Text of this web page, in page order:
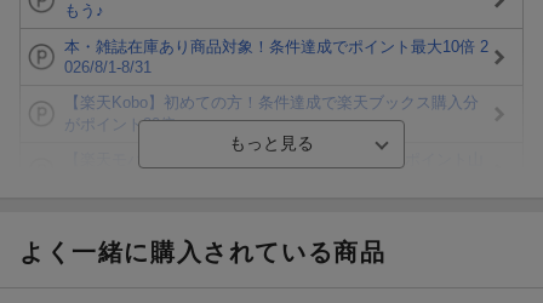
もう♪
本・雑誌在庫あり商品対象！条件達成でポイント最大10倍 2
026/8/1-8/31
【楽天Kobo】初めての方！条件達成で楽天ブックス購入分
がポイント20倍
ト山分け
よく一緒に購入されている商品